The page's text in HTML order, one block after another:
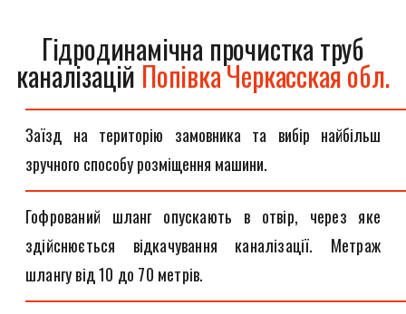
Гідродинамічна прочистка труб
каналізацій Попівка Черкасская обл.
Заїзд на територію замовника та вибір найбільш
зручного способу розміщення машини.
Гофрований шланг опускають в отвір, через яке
здійснюється відкачування каналізації. Метраж
шлангу від 10 до 70 метрів.